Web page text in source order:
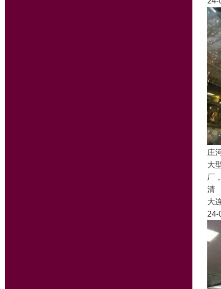
庄
大
厂
清
大
24-